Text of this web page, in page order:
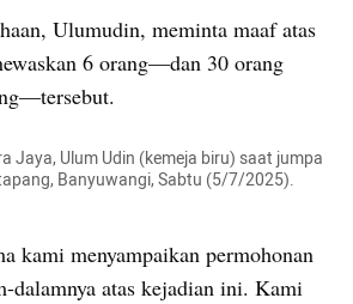
Ulumudin, meminta maaf atas
6 orang—dan 30 orang
Jaya, Ulum Udin (kemeja biru) saat jumpa
Banyuwangi, Sabtu (5/7/2025).
kami menyampaikan permohonan
dalamnya atas kejadian ini. Kami